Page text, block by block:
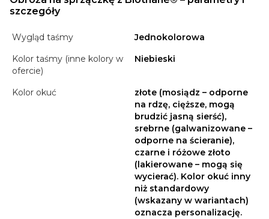
szczegóły
Wygląd taśmy
Jednokolorowa
Kolor taśmy (inne kolory w
ofercie)
Niebieski
Kolor okuć
złote (mosiądz – odporne
na rdzę, cięższe, mogą
brudzić jasną sierść),
srebrne (galwanizowane –
odporne na ścieranie),
czarne i różowe złoto
(lakierowane – mogą się
wycierać). Kolor okuć inny
niż standardowy
(wskazany w wariantach)
oznacza personalizację.